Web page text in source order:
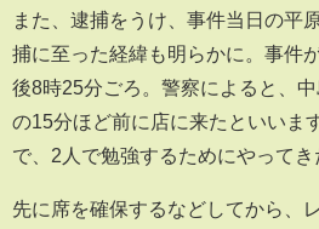
また、逮捕をうけ、事件当日の平
捕に至った経緯も明らかに。事件
後8時25分ごろ。警察によると、
の15分ほど前に店に来たといいま
で、2人で勉強するためにやってき
先に席を確保するなどしてから、